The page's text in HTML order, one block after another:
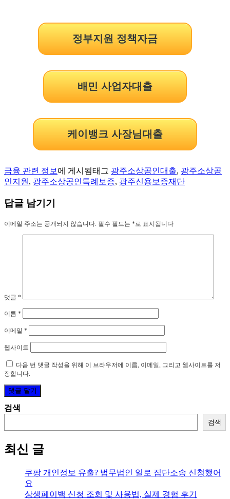
정부지원 정책자금
배민 사업자대출
케이뱅크 사장님대출
금융 관련 정보 에 게시됨태그 광주소상공인대출, 광주소상공
인지원 , 광주소상공인특례보증, 광주신용보증재단
답글 남기기
이메일 주소는 공개되지 않습니다. 필수 필드는 *로 표시됩니다
댓글 *
이름 *
이메일 *
웹사이트
다음 번 댓글 작성을 위해 이 브라우저에 이름, 이메일, 그리고 웹사이트를 저
장합니다.
검색
검색
최신 글
쿠팡 개인정보 유출? 법무법인 일로 집단소송 신청했어
요
상생페이백 신청 조회 및 사용법, 실제 경험 후기